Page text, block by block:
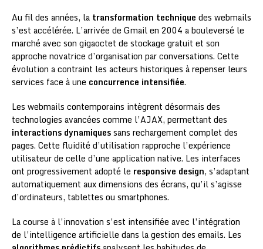
Au fil des années, la transformation technique des webmails
s’est accélérée. L’arrivée de Gmail en 2004 a bouleversé le
marché avec son gigaoctet de stockage gratuit et son
approche novatrice d’organisation par conversations. Cette
évolution a contraint les acteurs historiques à repenser leurs
services face à une concurrence intensifiée.
Les webmails contemporains intègrent désormais des
technologies avancées comme l’AJAX, permettant des
interactions dynamiquessans rechargement complet des
pages. Cette fluidité d’utilisation rapproche l’expérience
utilisateur de celle d’une application native. Les interfaces
ont progressivement adopté le responsive design, s’adaptant
automatiquement aux dimensions des écrans, qu’il s’agisse
d’ordinateurs, tablettes ou smartphones.
La course à l’innovation s’est intensifiée avec l’intégration
de l’intelligence artificielle dans la gestion des emails. Les